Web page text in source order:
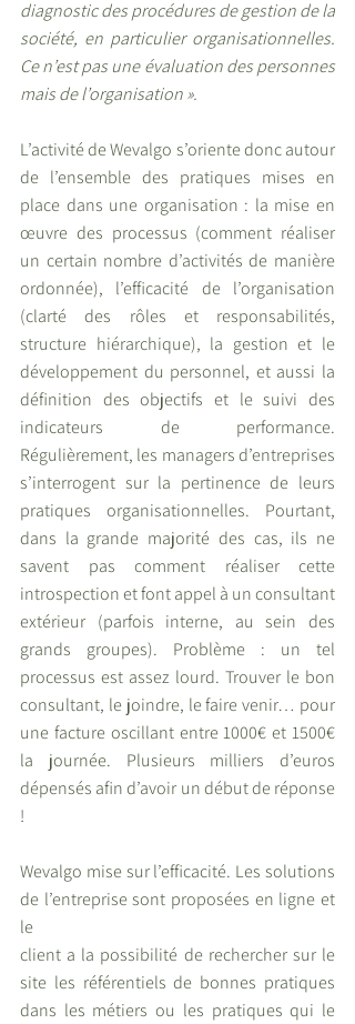
diagnostic des procédures de gestion de la
société, en particulier organisationnelles.
Ce n’est pas une évaluation des personnes
mais de l’organisation ».
L’activité de Wevalgo s’oriente donc autour
de l’ensemble des pratiques mises en
place dans une organisation : la mise en
œuvre des processus (comment réaliser
un certain nombre d’activités de manière
ordonnée), l’efficacité de l’organisation
(clarté des rôles et responsabilités,
structure hiérarchique), la gestion et le
développement du personnel, et aussi la
définition des objectifs et le suivi des
indicateurs de performance.
Régulièrement, les managers d’entreprises
s’interrogent sur la pertinence de leurs
pratiques organisationnelles. Pourtant,
dans la grande majorité des cas, ils ne
savent pas comment réaliser cette
introspection et font appel à un consultant
extérieur (parfois interne, au sein des
grands groupes). Problème : un tel
processus est assez lourd. Trouver le bon
consultant, le joindre, le faire venir… pour
une facture oscillant entre 1000€ et 1500€
la journée. Plusieurs milliers d’euros
dépensés afin d’avoir un début de réponse
!
Wevalgo mise sur l’efficacité. Les solutions
de l’entreprise sont proposées en ligne et
le
client a la possibilité de rechercher sur le
site les référentiels de bonnes pratiques
dans les métiers ou les pratiques qui le